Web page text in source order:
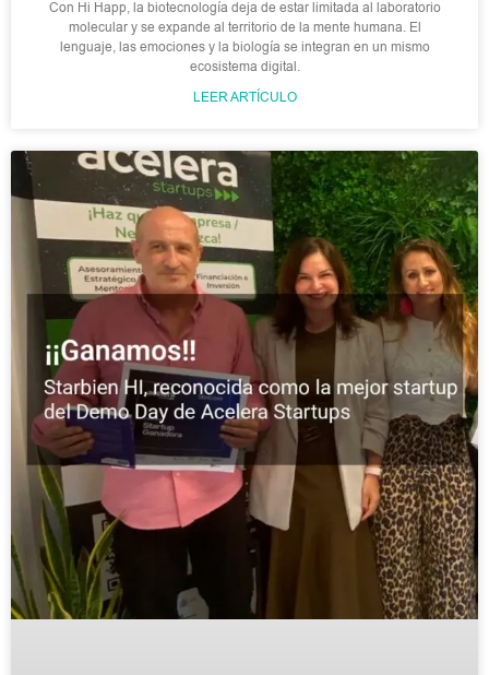
Con Hi Happ, la biotecnología deja de estar limitada al laboratorio
molecular y se expande al territorio de la mente humana. El
lenguaje, las emociones y la biología se integran en un mismo
ecosistema digital.
LEER ARTÍCULO